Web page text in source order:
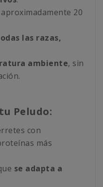
20
las razas,
ambiente, sin
Peludo:
con
más
se adapta a